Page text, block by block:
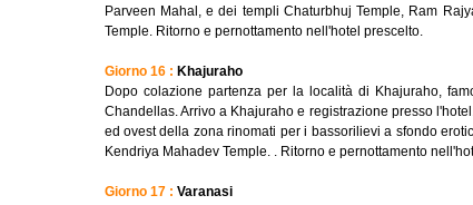
Parveen Mahal, e dei templi Chaturbhuj Temple, Ram
Temple. Ritorno e pernottamento nell'hotel prescelto.
Giorno 16 : Khajuraho
Dopo colazione partenza per la località di Khajuraho,
Chandellas. Arrivo a Khajuraho e registrazione presso
ed ovest della zona rinomati per i bassorilievi a sfondo
Kendriya Mahadev Temple. . Ritorno e pernottamento
Giorno 17 : Varanasi